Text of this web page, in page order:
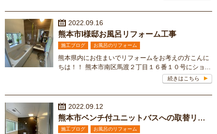
2022.09.16
熊本市I様邸お風呂リフォーム工事
施工ブログ お風呂のリフォーム
熊本県内にお住まいでリフォームをお考えの方こんに
ちは！！ 熊本市南区馬渡２丁目１６番１０号にショ...
続きはこちら
2022.09.12
熊本市ベンチ付ユニットバスへの取替リフォーム
施工ブログ お風呂のリフォーム